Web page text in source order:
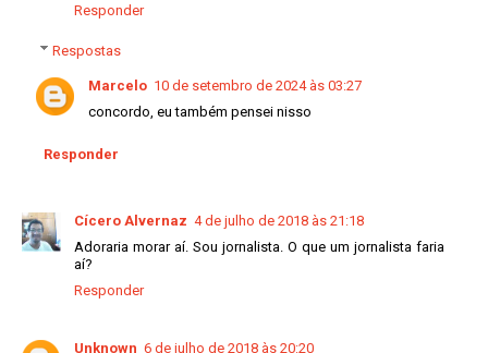
Responder
Respostas
Marcelo 10 de setembro de 2024 às 03:27
concordo, eu também pensei nisso
Responder
Cícero Alvernaz 4 de julho de 2018 às 21:18
Adoraria morar aí. Sou jornalista. O que um jornalista faria
aí?
Responder
Unknown 6 de julho de 2018 às 20:20